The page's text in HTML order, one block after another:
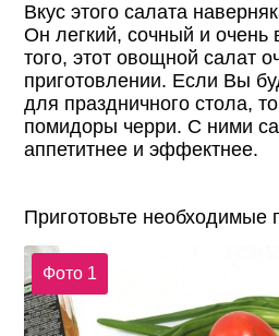
Вкус этого салата
Он легкий, сочный и очень
того, этот овощной салат
приготовлении. Если Вы
для праздничного стола,
помидоры черри. С ними
аппетитнее и эффектнее.
Приготовьте необходимые
Фото 1